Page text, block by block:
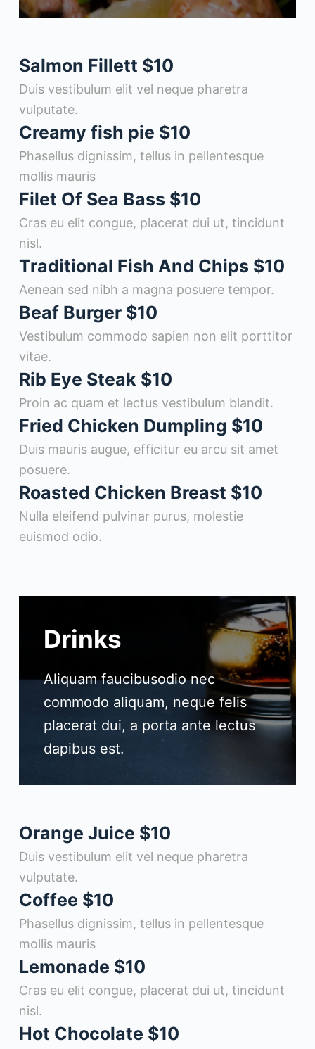
Salmon Fillett $10
Duis vestibulum elit vel neque pharetra
vulputate.
Creamy fish pie $10
Phasellus dignissim, tellus in pellentesque
mollis mauris
Filet Of Sea Bass $10
Cras eu elit congue, placerat dui ut, tincidunt
nisl.
Traditional Fish And Chips $10
Aenean sed nibh a magna posuere tempor.
Beaf Burger $10
Vestibulum commodo sapien non elit porttitor
vitae.
Rib Eye Steak $10
Proin ac quam et lectus vestibulum blandit.
Fried Chicken Dumpling $10
Duis mauris augue, efficitur eu arcu sit amet
posuere.
Roasted Chicken Breast $10
Nulla eleifend pulvinar purus, molestie
euismod odio.
Drinks
Aliquam faucibusodio nec
commodo aliquam, neque felis
placerat dui, a porta ante lectus
dapibus est.
Orange Juice $10
Duis vestibulum elit vel neque pharetra
vulputate.
Coffee $10
Phasellus dignissim, tellus in pellentesque
mollis mauris
Lemonade $10
Cras eu elit congue, placerat dui ut, tincidunt
nisl.
Hot Chocolate $10